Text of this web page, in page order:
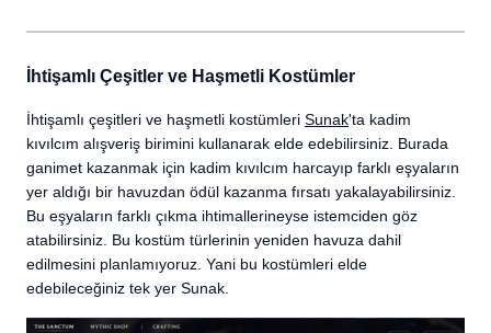
İhtişamlı Çeşitler ve Haşmetli Kostümler
İhtişamlı çeşitleri ve haşmetli kostümleri Sunak'ta kadim
kıvılcım alışveriş birimini kullanarak elde edebilirsiniz. Burada
ganimet kazanmak için kadim kıvılcım harcayıp farklı eşyaların
yer aldığı bir havuzdan ödül kazanma fırsatı yakalayabilirsiniz.
Bu eşyaların farklı çıkma ihtimallerineyse istemciden göz
atabilirsiniz. Bu kostüm türlerinin yeniden havuza dahil
edilmesini planlamıyoruz. Yani bu kostümleri elde
edebileceğiniz tek yer Sunak.